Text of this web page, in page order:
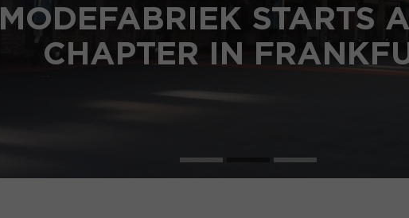
MODEFABRIEK STARTS
CHAPTER IN